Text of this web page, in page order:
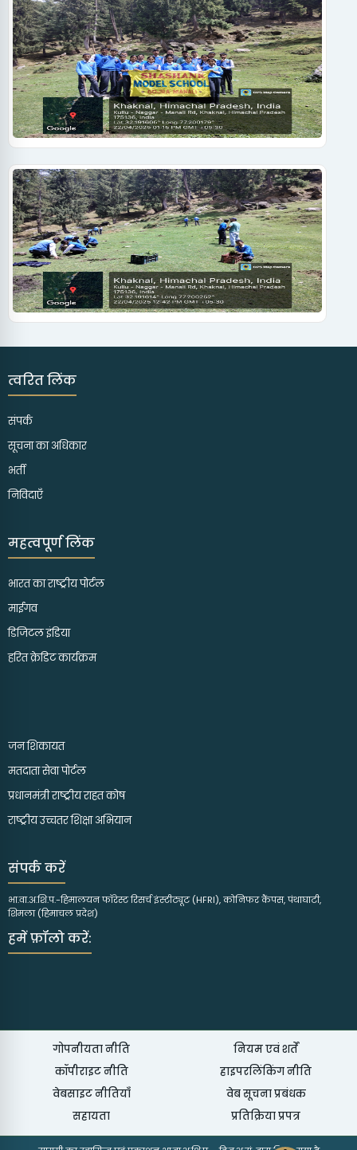
त्वरित लिंक
संपर्क
सूचना का अधिकार
भर्ती
निविदाएँ
महत्वपूर्ण लिंक
भारत का राष्ट्रीय पोर्टल
माईगव
डिजिटल इंडिया
हरित क्रेडिट कार्यक्रम
जन शिकायत
मतदाता सेवा पोर्टल
प्रधानमंत्री राष्ट्रीय राहत कोष
राष्ट्रीय उच्चतर शिक्षा अभियान
संपर्क करें
भा.वा.अ.शि.प.-हिमालयन फॉरेस्ट रिसर्च इंस्टीट्यूट (HFRI), कोनिफर कैंपस, पंथाघाटी,
शिमला (हिमाचल प्रदेश)
हमें फ़ॉलो करें:
गोपनीयता नीति
नियम एवं शर्तें
कॉपीराइट नीति
हाइपरलिंकिंग नीति
वेबसाइट नीतियाँ
वेब सूचना प्रबंधक
सहायता
प्रतिक्रिया प्रपत्र